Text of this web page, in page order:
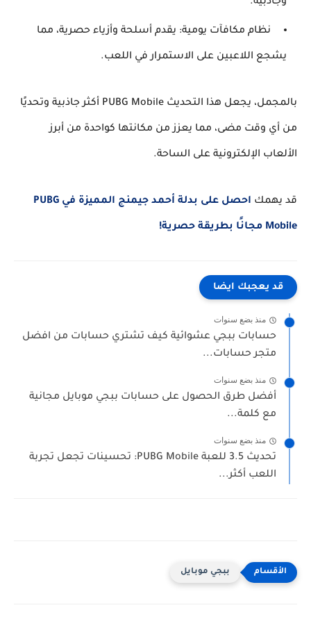
نظام مكافآت يومية: يقدم أسلحة وأزياء حصرية، مما
يشجع اللاعبين على الاستمرار في اللعب.
بالمجمل، يجعل هذا التحديث PUBG Mobile أكثر جاذبية وتحديًا
من أي وقت مضى، مما يعزز من مكانتها كواحدة من أبرز
الألعاب الإلكترونية على الساحة.
قد يهمك احصل على بدلة أحمد جيمنج المميزة في PUBG
Mobile مجانًا بطريقة حصرية!
قد يعجبك ايضا
منذ بضع سنوات
حسابات ببجي عشوائية كيف تشتري حسابات من افضل
متجر حسابات...
منذ بضع سنوات
أفضل طرق الحصول على حسابات ببجي موبايل مجانية
مع كلمة...
منذ بضع سنوات
تحديث 3.5 للعبة PUBG Mobile: تحسينات تجعل تجربة
اللعب أكثر...
ببجي موبايل